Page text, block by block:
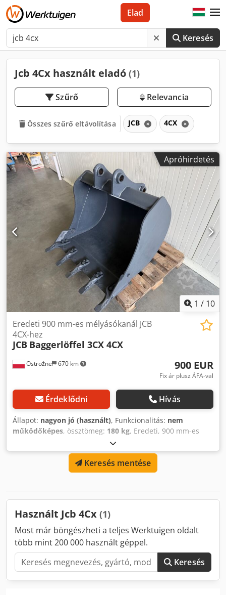
Keresés
Elad
Jcb 4Cx használt eladó (1)
Szűrő Relevancia
Összes szűrő eltávolítása JCB 4CX
Apróhirdetés
1 / 10
Ostrożne 670 km
Eredeti 900 mm-es mélyásókanál JCB
4CX-hez
JCB Baggerlöffel 3CX 4CX
900 EUR
Fix ár plusz ÁFA-val
Érdeklődni Hívás
Állapot: nagyon jó (használt), Funkcionalitás: nem
működőképes, össztömeg: 180 kg, Eredeti, 900 mm-es
mélykanál a JCB 3/4 CX modellhez. Chodpezrih Eofx Afdea
A szállítás Európán belül, raklapon történik – a szállítási
költségekről érdeklődjön!Keresés mentése
Használt Jcb 4Cx (1)
Most már böngészheti a teljes Werktuigen oldalt
több mint 200 000 használt géppel.
Keresés